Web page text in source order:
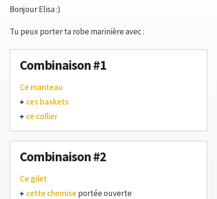
Bonjour Elisa :)
Tu peux porter ta robe marinière avec :
Combinaison #1
Ce manteau
ces baskets
ce collier
Combinaison #2
Ce gilet
cette chemise portée ouverte